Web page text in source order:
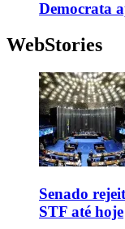
Democrata
WebStories
Senado
STF até hoje